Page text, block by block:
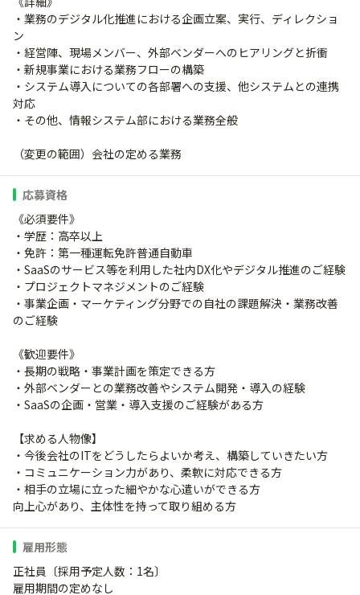
・業務のデジタル化推進における企画立案、実行、ディレクショ
ン
・経営陣、現場メンバー、外部ベンダーへのヒアリングと折衝
・新規事業における業務フローの構築
・システム導入についての各部署への支援、他システムとの連携
対応
・その他、情報システム部における業務全般
（変更の範囲）会社の定める業務
応募資格
《必須要件》
・学歴：高卒以上
・免許：第一種運転免許普通自動車
・SaaSのサービス等を利用した社内DX化やデジタル推進のご経験
・プロジェクトマネジメントのご経験
・事業企画・マーケティング分野での自社の課題解決・業務改善
のご経験
《歓迎要件》
・長期の戦略・事業計画を策定できる方
・外部ベンダーとの業務改善やシステム開発・導入の経験
・SaaSの企画・営業・導入支援のご経験がある方
【求める人物像】
・今後会社のITをどうしたらよいか考え、構築していきたい方
・コミュニケーション力があり、柔軟に対応できる方
・相手の立場に立った細やかな心遣いができる方
向上心があり、主体性を持って取り組める方
雇用形態
正社員〔採用予定人数：1名〕
雇用期間の定めなし